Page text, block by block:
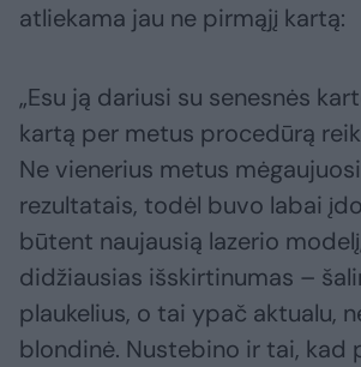
atliekama jau ne pirmąjį kartą:
„Esu ją dariusi su senesnės
kartą per metus procedūrą
Ne vienerius metus
rezultatais, todėl buvo labai
būtent naujausią lazerio
didžiausias išskirtinumas –
plaukelius, o tai ypač aktualu,
blondinė. Nustebino ir tai, kad